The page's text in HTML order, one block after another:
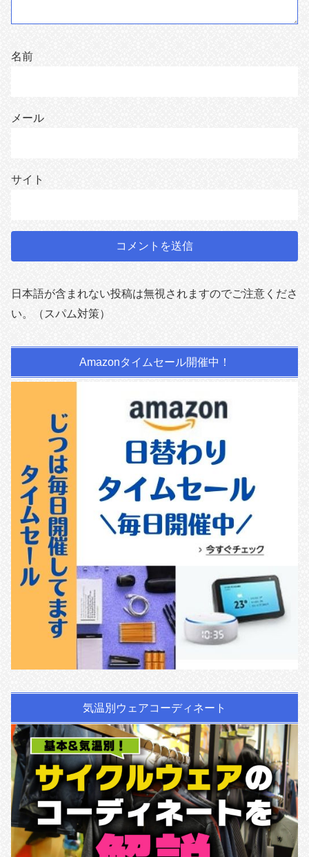
名前
メール
サイト
日本語が含まれない投稿は無視されますのでご注意くださ
い。（スパム対策）
Amazonタイムセール開催中！
気温別ウェアコーディネート